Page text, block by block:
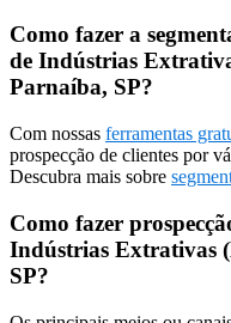
Como fazer a
de Indústrias
Parnaíba, SP?
Com nossas ferramentas
prospecção de clientes por
Descubra mais sobre
Como fazer
Indústrias Extrativas
SP?